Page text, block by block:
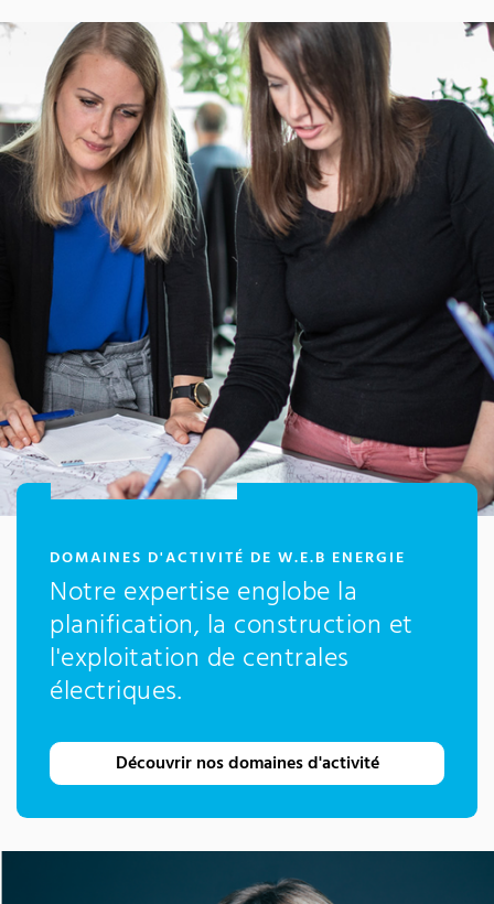
DOMAINES D'ACTIVITÉ DE W.E.B ENERGIE
Notre expertise englobe la
planification, la construction et
l'exploitation de centrales
électriques.
Découvrir nos domaines d'activité